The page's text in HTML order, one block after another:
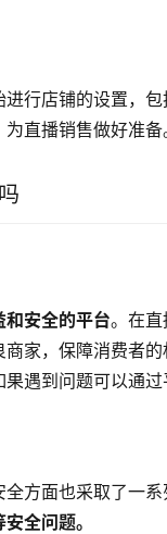
行店铺的设置，包
直播销售做好准备
和安全的平台。在
家，保障消费者
遇到问题可以通过
方面也采取了一
全问题。